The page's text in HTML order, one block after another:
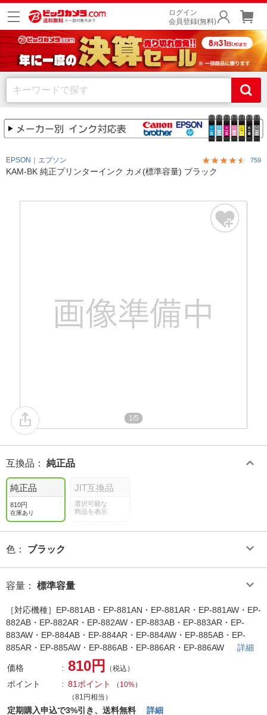
ログイン
会員登録(無料)
EPSON｜エプソン 759
KAM-BK 純正プリンターインク カメ(標準容量) ブラック
1/5
互換品 ： 純正品
純正品
810円
在庫あり
JIT互換品
選択可能な
商品を表示
色 ： ブラック
容量 ： 標準容量
［対応機種］EP-881AB・EP-881AN・EP-881AR・EP-881AW・EP-
882AB・EP-882AR・EP-882AW・EP-883AB・EP-883AR・EP-
883AW・EP-884AB・EP-884AR・EP-884AW・EP-885AB・EP-
885AR・EP-885AW・EP-886AB・EP-886AR・EP-886AW 詳細
価格 810円 （税込）
ポイント 81ポイント （ 10%）
（81円相当）
定期購入申込で3%引き、送料無料 詳細